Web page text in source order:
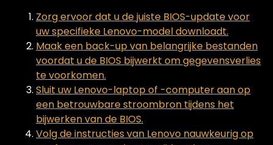
Zorg ervoor dat u de juiste BIOS-update voor
uw specifieke Lenovo-model downloadt.
Maak een back-up van belangrijke bestanden
voordat u de BIOS bijwerkt om gegevensverlies
te voorkomen.
Sluit uw Lenovo-laptop of -computer aan op
een betrouwbare stroombron tijdens het
bijwerken van de BIOS.
Volg de instructies van Lenovo nauwkeurig op